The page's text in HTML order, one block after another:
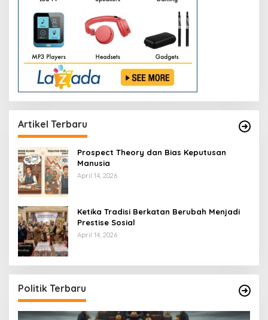
Artikel Terbaru
Prospect Theory dan Bias Keputusan
Manusia
April 14, 2026
Ketika Tradisi Berkatan Berubah Menjadi
Prestise Sosial
April 14, 2026
Politik Terbaru